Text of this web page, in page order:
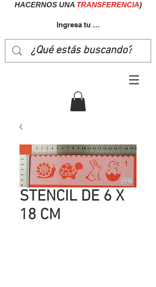
HACERNOS UNA TRANSFERENCIA)
Ingresa tu usuairo
STENCIL DE 6 X
18 CM